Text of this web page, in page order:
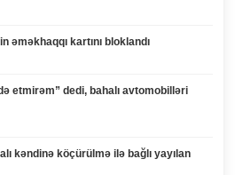
kartını bloklandı
etmirəm” dedi, bahalı avtomobilləri
kəndinə köçürülmə ilə bağlı yayılan